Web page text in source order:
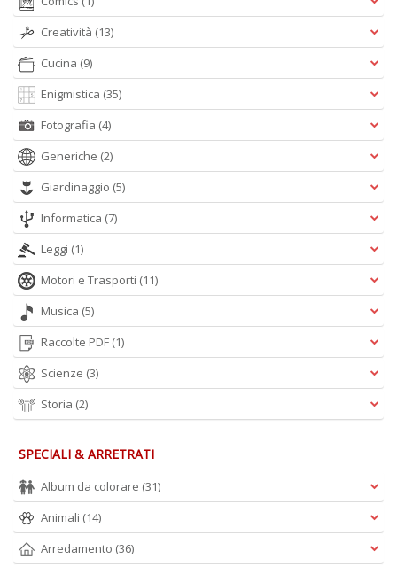
Creatività (13)
Cucina (9)
Enigmistica (35)
Fotografia (4)
Generiche (2)
Giardinaggio (5)
Informatica (7)
Leggi (1)
Motori e Trasporti (11)
Musica (5)
Raccolte PDF (1)
Scienze (3)
Storia (2)
SPECIALI & ARRETRATI
Album da colorare (31)
Animali (14)
Arredamento (36)